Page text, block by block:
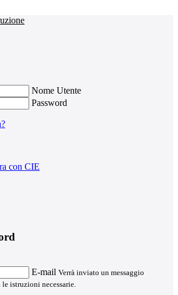
Nome Utente
Password
con CIE
E-mail Verrà inviato un messaggio
istruzioni necessarie.